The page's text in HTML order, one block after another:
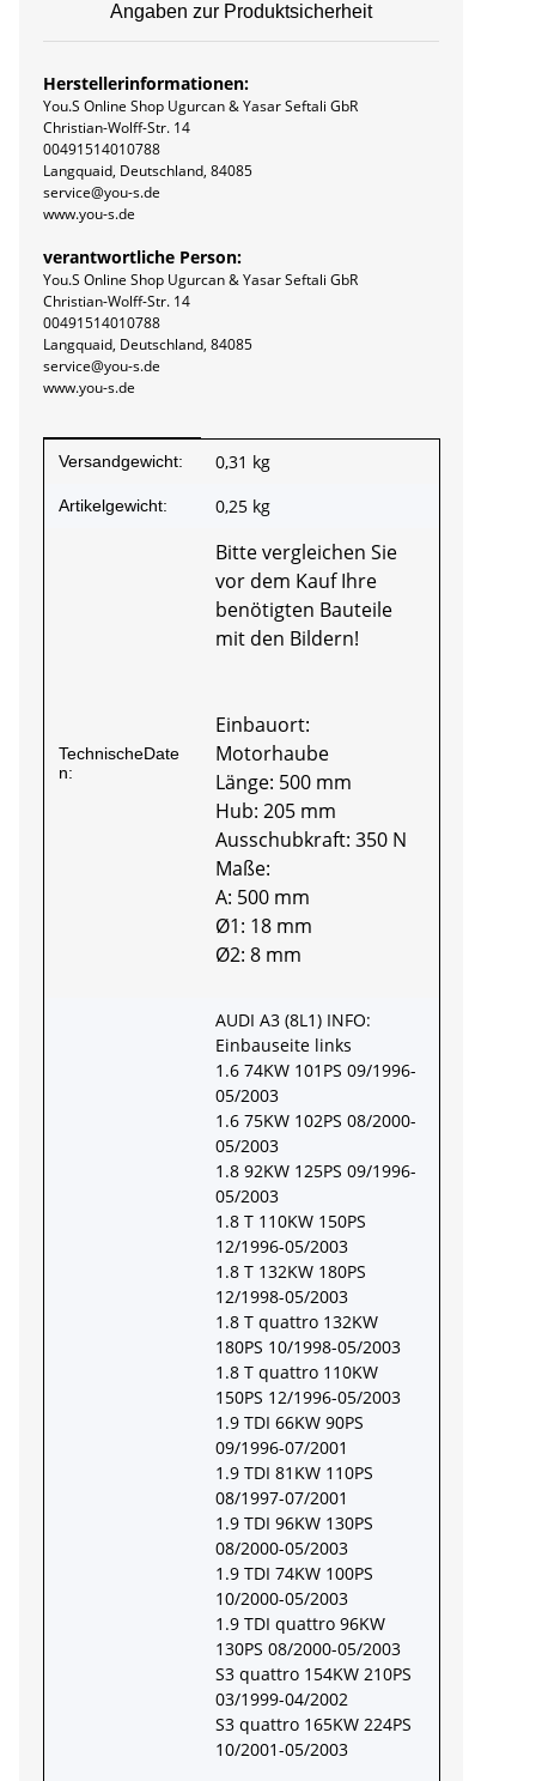
Angaben zur Produktsicherheit
Herstellerinformationen:
You.S Online Shop Ugurcan & Yasar Seftali GbR
Christian-Wolff-Str. 14
00491514010788
Langquaid, Deutschland, 84085
service@you-s.de
www.you-s.de
verantwortliche Person:
You.S Online Shop Ugurcan & Yasar Seftali GbR
Christian-Wolff-Str. 14
00491514010788
Langquaid, Deutschland, 84085
service@you-s.de
www.you-s.de
Produkteigenschaft
Wert
Versandgewicht: 0,31 kg
Artikelgewicht: 0,25 kg
TechnischeDate
n:
Bitte vergleichen Sie
vor dem Kauf Ihre
benötigten Bauteile
mit den Bildern!
Einbauort:
Motorhaube
Länge: 500 mm
Hub: 205 mm
Ausschubkraft: 350 N
Maße:
A: 500 mm
Ø1: 18 mm
Ø2: 8 mm
AUDI A3 (8L1) INFO:
Einbauseite links
1.6 74KW 101PS 09/1996-
05/2003
1.6 75KW 102PS 08/2000-
05/2003
1.8 92KW 125PS 09/1996-
05/2003
1.8 T 110KW 150PS
12/1996-05/2003
1.8 T 132KW 180PS
12/1998-05/2003
1.8 T quattro 132KW
180PS 10/1998-05/2003
1.8 T quattro 110KW
150PS 12/1996-05/2003
1.9 TDI 66KW 90PS
09/1996-07/2001
1.9 TDI 81KW 110PS
08/1997-07/2001
1.9 TDI 96KW 130PS
08/2000-05/2003
1.9 TDI 74KW 100PS
10/2000-05/2003
1.9 TDI quattro 96KW
130PS 08/2000-05/2003
S3 quattro 154KW 210PS
03/1999-04/2002
S3 quattro 165KW 224PS
10/2001-05/2003